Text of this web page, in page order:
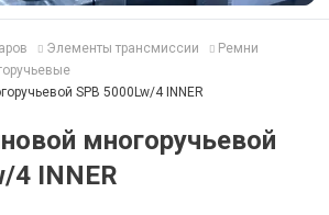
Элементы трансмиссии
Ремни
SPB 5000Lw/4 INNER
многоручьевой
4 INNER